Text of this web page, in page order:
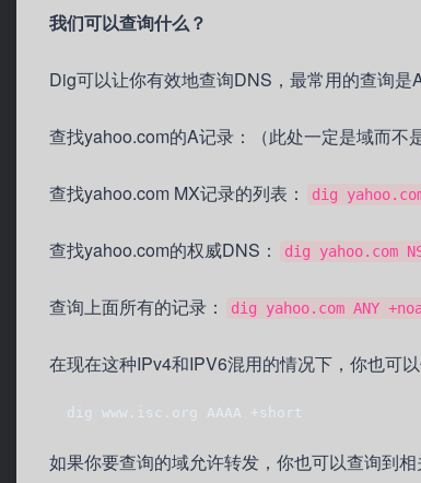
我们可以查询什么？
Dig可以让你有效地查询DNS，最常用的查询是
查找yahoo.com的A记录：（此处一定是域而不
查找yahoo.com MX记录的列表： dig
查找yahoo.com的权威DNS： dig yahoo.com
查询上面所有的记录： dig yahoo.com ANY
在现在这种IPv4和IPV6混用的情况下，你也可
  dig www.isc.org AAAA +short
如果你要查询的域允许转发，你也可以查询到